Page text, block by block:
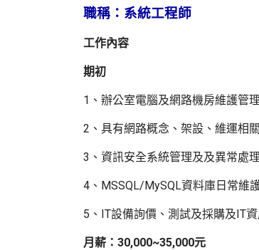
職稱：系統工程師
工作內容
期初
1、辦公室電腦及網路機房維護管
2、具有網路概念、架設、維運相
3、資訊安全系統管理及及異常處
4、MSSQL/MySQL資料庫日常維
5、IT設備詢價、測試及採購及IT資
月薪 ： 30,000~35,000元